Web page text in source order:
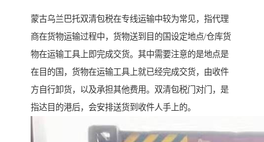
蒙古乌兰巴托双清包税在专线运输中较为常见，指代理
商在货物运输过程中，货物送到目的国设定地点/仓库货
物在运输工具上即完成交货。其中需要注意的是地点是
在目的国，货物在运输工具上就已经完成交货，由收件
方自行卸货，以及承担其他费用。双清包税门对门，是
指达目的港后，会安排送货到收件人手上的。